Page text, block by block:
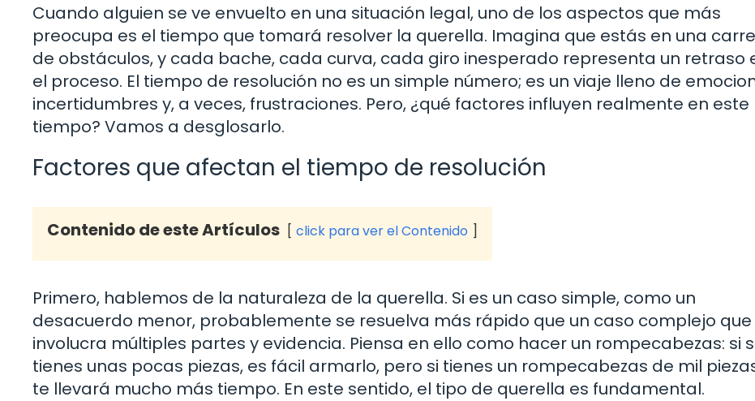
Cuando alguien se ve envuelto en una situación legal, uno de los aspectos que más
preocupa es el tiempo que tomará resolver la querella. Imagina que estás en una
de obstáculos, y cada bache, cada curva, cada giro inesperado representa un retraso
el proceso. El tiempo de resolución no es un simple número; es un viaje lleno de
incertidumbres y, a veces, frustraciones. Pero, ¿qué factores influyen realmente en este
tiempo? Vamos a desglosarlo.
Factores que afectan el tiempo de resolución
Contenido de este Artículos click para ver el Contenido
Primero, hablemos de la naturaleza de la querella. Si es un caso simple, como un
desacuerdo menor, probablemente se resuelva más rápido que un caso complejo que
involucra múltiples partes y evidencia. Piensa en ello como hacer un rompecabezas: si
tienes unas pocas piezas, es fácil armarlo, pero si tienes un rompecabezas de mil
te llevará mucho más tiempo. En este sentido, el tipo de querella es fundamental.